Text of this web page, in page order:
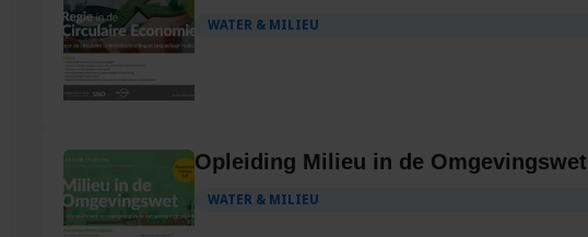
WATER & MILIEU
Opleiding Milieu in de Omgevingswet
WATER & MILIEU